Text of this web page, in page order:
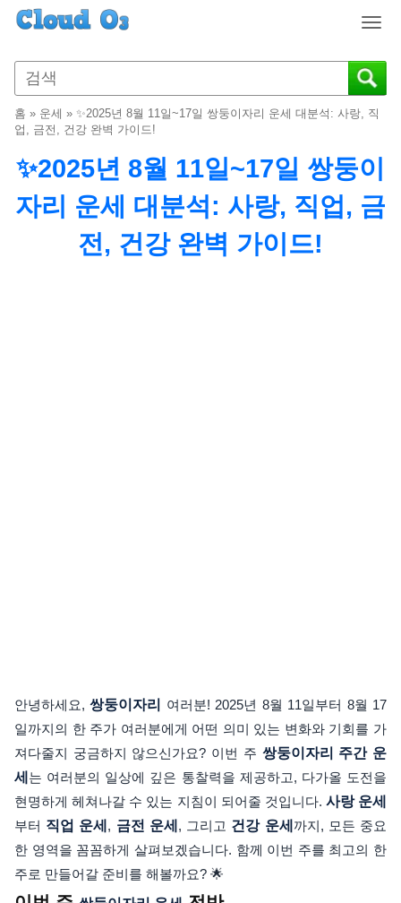
T
g
g
e
a
i
g
홈 » 운세 » ✨2025년 8월 11일~17일 쌍둥이자리 운세 대분석: 사랑, 직
업, 금전, 건강 완벽 가이드!
✨2025년 8월 11일~17일 쌍둥이
자리 운세 대분석: 사랑, 직업, 금
전, 건강 완벽 가이드!
안녕하세요,쌍둥이자리
여러분! 2025년 8월 11일부터 8월 17
일까지의 한 주가 여러분에게 어떤 의미 있는 변화와 기회를 가
져다줄지 궁금하지 않으신가요? 이번 주 쌍둥이자리 주간 운
세 는 여러분의 일상에 깊은 통찰력을 제공하고, 다가올 도전을
현명하게 헤쳐나갈 수 있는 지침이 되어줄 것입니다. 사랑 운세
부터 직업 운세 , 금전 운세 , 그리고 건강 운세 까지, 모든 중요
한 영역을 꼼꼼하게 살펴보겠습니다. 함께 이번 주를 최고의 한
주로 만들어갈 준비를 해볼까요? 🌟